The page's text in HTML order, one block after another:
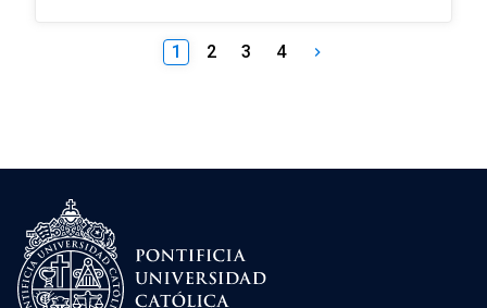
1 2 3 4 keyboard_arrow_right